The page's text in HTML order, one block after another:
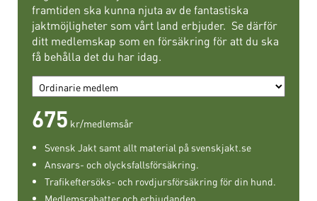
framtiden ska kunna njuta av de fantastiska
jaktmöjligheter som vårt land erbjuder. Se därför
ditt medlemskap som en försäkring för att du ska
få behålla det du har idag.
675 kr/medlemsår
Svensk Jakt samt allt material på svenskjakt.se
Ansvars- och olycksfallsförsäkring.
Trafikeftersöks- och rovdjursförsäkring för din hund.
Medlemsrabatter och erbjudanden.